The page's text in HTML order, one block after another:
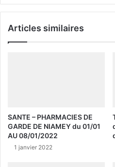
Articles similaires
SANTE – PHARMACIES DE
GARDE DE NIAMEY du 01/01
AU 08/01/2022
1 janvier 2022